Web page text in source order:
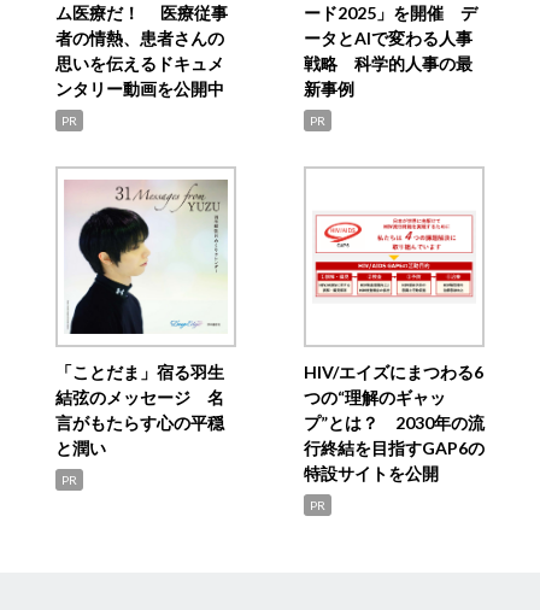
ム医療だ！ 医療従事
者の情熱、患者さんの
思いを伝えるドキュメ
ンタリー動画を公開中
PR
ード2025」を開催 デ
ータとAIで変わる人事
戦略 科学的人事の最
新事例
PR
「ことだま」宿る羽生
結弦のメッセージ 名
言がもたらす心の平穏
と潤い
PR
HIV/エイズにまつわる6
つの“理解のギャッ
プ”とは？ 2030年の流
行終結を目指すGAP6の
特設サイトを公開
PR